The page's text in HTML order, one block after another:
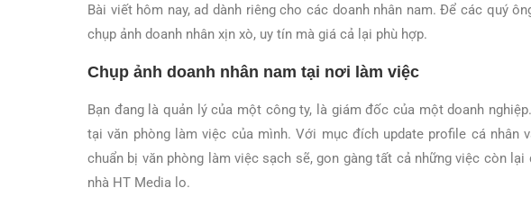
Bài viết hôm nay, ad dành riêng cho các doanh nhân nam. Để các quý
chụp ảnh doanh nhân xịn xò, uy tín mà giá cả lại phù hợp.
Chụp ảnh doanh nhân nam tại nơi làm việc
Bạn đang là quản lý của một công ty, là giám đốc của một doanh
tại văn phòng làm việc của mình. Với mục đích update profile cá nhân
chuẩn bị văn phòng làm việc sạch sẽ, gon gàng tất cả những việc còn
nhà HT Media lo.